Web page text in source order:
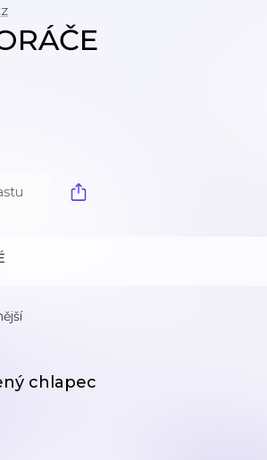
chlapec